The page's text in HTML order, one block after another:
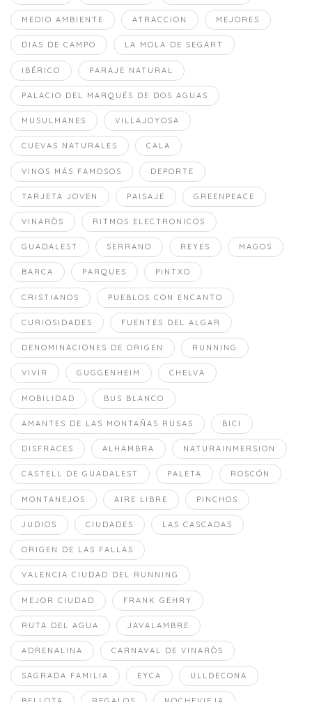
MEDIO AMBIENTE ATRACCION MEJORES
DIAS DE CAMPO LA MOLA DE SEGART
IBÉRICO PARAJE NATURAL
PALACIO DEL MARQUÉS DE DOS AGUAS
MUSULMANES VILLAJOYOSA
CUEVAS NATURALES CALA
VINOS MÁS FAMOSOS DEPORTE
TARJETA JOVEN PAISAJE GREENPEACE
VINARÒS RITMOS ELECTRONICOS
GUADALEST SERRANO REYES MAGOS
BARCA PARQUES PINTXO
CRISTIANOS PUEBLOS CON ENCANTO
CURIOSIDADES FUENTES DEL ALGAR
DENOMINACIONES DE ORIGEN RUNNING
VIVIR GUGGENHEIM CHELVA
MOBILIDAD BUS BLANCO
AMANTES DE LAS MONTAÑAS RUSAS BICI
DISFRACES ALHAMBRA NATURAINMERSION
CASTELL DE GUADALEST PALETA ROSCÓN
MONTANEJOS AIRE LIBRE PINCHOS
JUDIOS CIUDADES LAS CASCADAS
ORIGEN DE LAS FALLAS
VALENCIA CIUDAD DEL RUNNING
MEJOR CIUDAD FRANK GEHRY
RUTA DEL AGUA JAVALAMBRE
ADRENALINA CARNAVAL DE VINARÒS
SAGRADA FAMILIA EYCA ULLDECONA